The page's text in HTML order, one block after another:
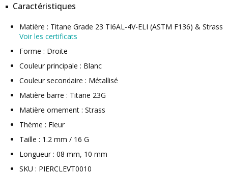
Caractéristiques
Matière : Titane Grade 23 TI6AL-4V-ELI (ASTM F136) & Strass
Voir les certificats
Forme : Droite
Couleur principale : Blanc
Couleur secondaire : Métallisé
Matière barre : Titane 23G
Matière ornement : Strass
Thème : Fleur
Taille : 1.2 mm / 16 G
Longueur : 08 mm, 10 mm
SKU : PIERCLEVT0010